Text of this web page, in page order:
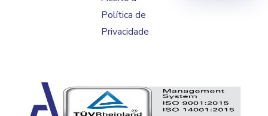
Política de
Privacidade